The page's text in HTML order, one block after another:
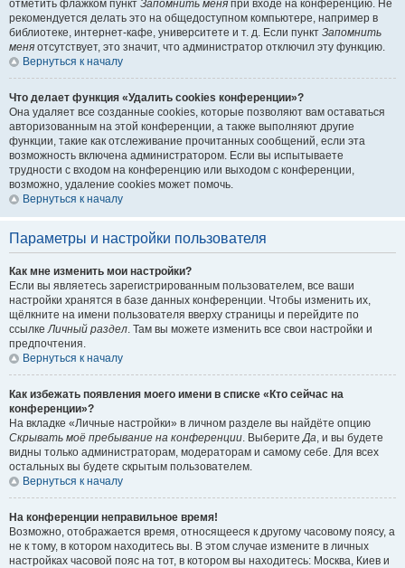
отметить флажком пункт Запомнить меня при входе на конференцию. Не
рекомендуется делать это на общедоступном компьютере, например в
библиотеке, интернет-кафе, университете и т. д. Если пункт Запомнить
меня отсутствует, это значит, что администратор отключил эту функцию.
Вернуться к началу
Что делает функция «Удалить cookies конференции»?
Она удаляет все созданные cookies, которые позволяют вам оставаться
авторизованным на этой конференции, а также выполняют другие
функции, такие как отслеживание прочитанных сообщений, если эта
возможность включена администратором. Если вы испытываете
трудности с входом на конференцию или выходом с конференции,
возможно, удаление cookies может помочь.
Вернуться к началу
Параметры и настройки пользователя
Как мне изменить мои настройки?
Если вы являетесь зарегистрированным пользователем, все ваши
настройки хранятся в базе данных конференции. Чтобы изменить их,
щёлкните на имени пользователя вверху страницы и перейдите по
ссылкеЛичный раздел. Там вы можете изменить все свои настройки и
предпочтения.
Вернуться к началу
Как избежать появления моего имени в списке «Кто сейчас на
конференции»?
На вкладке «Личные настройки» в личном разделе вы найдёте опцию
Скрывать моё пребывание на конференции. ВыберитеДа, и вы будете
видны только администраторам, модераторам и самому себе. Для всех
остальных вы будете скрытым пользователем.
Вернуться к началу
На конференции неправильное время!
Возможно, отображается время, относящееся к другому часовому поясу, а
не к тому, в котором находитесь вы. В этом случае измените в личных
настройках часовой пояс на тот, в котором вы находитесь: Москва, Киев и